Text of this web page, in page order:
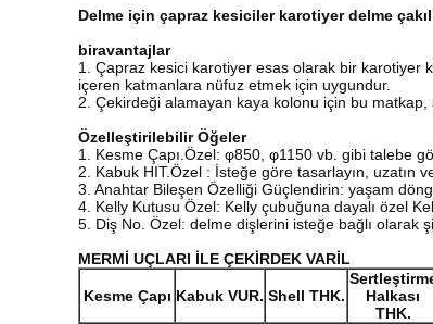
Delme için çapraz kesiciler karotiyer delme çakıl
biravantajlar
1. Çapraz kesici karotiyer esas olarak bir karotiyer
içeren katmanlara nüfuz etmek için uygundur.
2. Çekirdeği alamayan kaya kolonu için bu
Özelleştirilebilir Öğeler
1. Kesme Çapı.Özel: φ850, φ1150 vb. gibi talebe
2. Kabuk HIT.Özel : İsteğe göre tasarlayın, uzatın
3. Anahtar Bileşen Özelliği Güçlendirin: yaşam
4. Kelly Kutusu Özel: Kelly çubuğuna dayalı özel
5. Diş No. Özel: delme dişlerini isteğe bağlı olarak
MERMİ UÇLARI İLE ÇEKİRDEK VARİL
Kesme Çapı Kabuk VUR. Shell THK.
Halkası
THK.